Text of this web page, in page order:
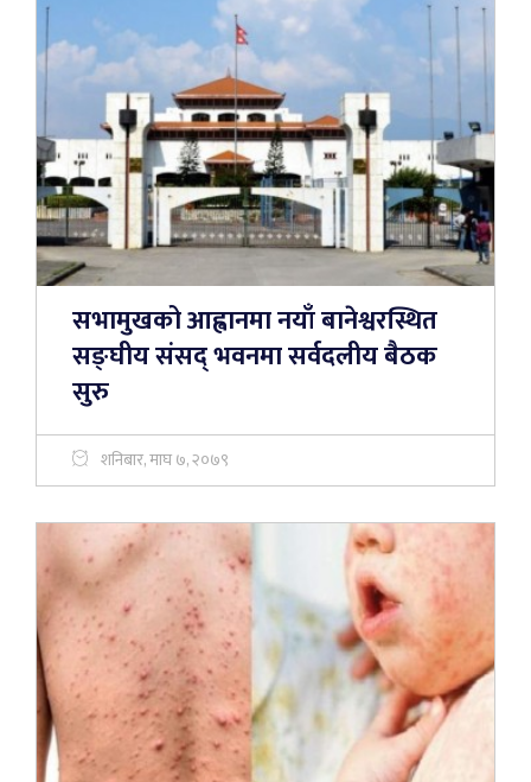
सभामुखको आह्वानमा नयाँ बानेश्वरस्थित
सङ्घीय संसद् भवनमा सर्वदलीय बैठक
सुरु
शनिबार, माघ ७, २०७९